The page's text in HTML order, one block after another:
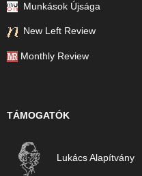
Munkások Újsága
New Left Review
Monthly Review
TÁMOGATÓK
Lukács Alapítvány